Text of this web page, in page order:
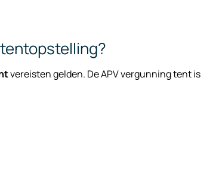
vereisten gelden. De APV vergunning tent is